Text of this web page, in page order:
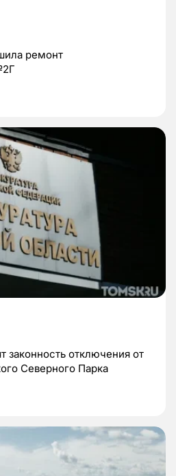
ремонт
законность отключения от
Северного Парка